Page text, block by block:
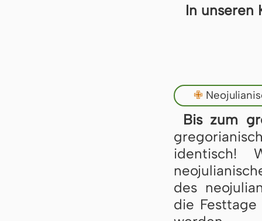
In unseren
✙
Bis zum
identisch!
des
die